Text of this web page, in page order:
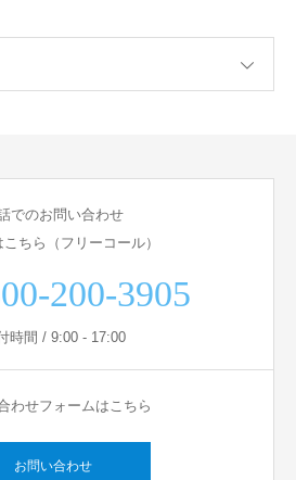
でのお問い合わせ
こちら（フリーコール）
200-3905
時間 / 9:00 - 17:00
わせフォームはこちら
お問い合わせ